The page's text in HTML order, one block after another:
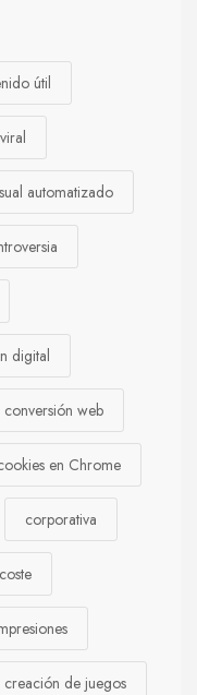
útil
automatizado
digital
conversión web
en Chrome
corporativa
coste
creación de juegos